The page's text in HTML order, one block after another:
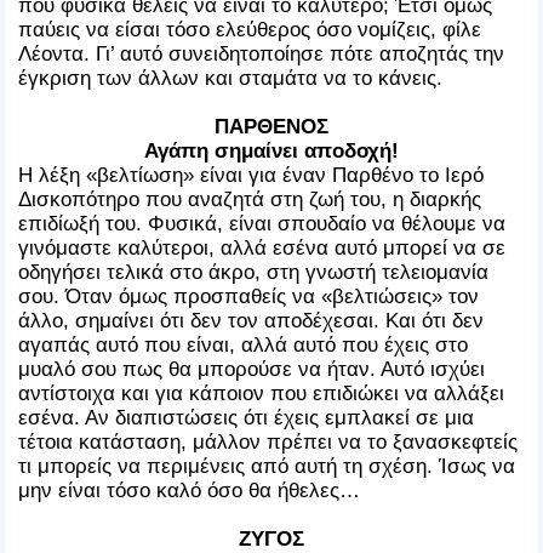
παύεις να είσαι τόσο ελεύθερος όσο νομίζεις, φίλε
Λέοντα. Γι’ αυτό συνειδητοποίησε πότε αποζητάς την
έγκριση των άλλων και σταμάτα να το κάνεις.
ΠΑΡΘΕΝΟΣ
Αγάπη σημαίνει αποδοχή!
Η λέξη «βελτίωση» είναι για έναν Παρθένο το Ιερό
Δισκοπότηρο που αναζητά στη ζωή του, η διαρκής
επιδίωξή του. Φυσικά, είναι σπουδαίο να θέλουμε να
γινόμαστε καλύτεροι, αλλά εσένα αυτό μπορεί να σε
οδηγήσει τελικά στο άκρο, στη γνωστή τελειομανία
σου. Όταν όμως προσπαθείς να «βελτιώσεις» τον
άλλο, σημαίνει ότι δεν τον αποδέχεσαι. Και ότι δεν
αγαπάς αυτό που είναι, αλλά αυτό που έχεις στο
μυαλό σου πως θα μπορούσε να ήταν. Αυτό ισχύει
αντίστοιχα και για κάποιον που επιδιώκει να αλλάξει
εσένα. Αν διαπιστώσεις ότι έχεις εμπλακεί σε μια
τέτοια κατάσταση, μάλλον πρέπει να το ξανασκεφτείς
τι μπορείς να περιμένεις από αυτή τη σχέση. Ίσως να
μην είναι τόσο καλό όσο θα ήθελες…
ΖΥΓΟΣ